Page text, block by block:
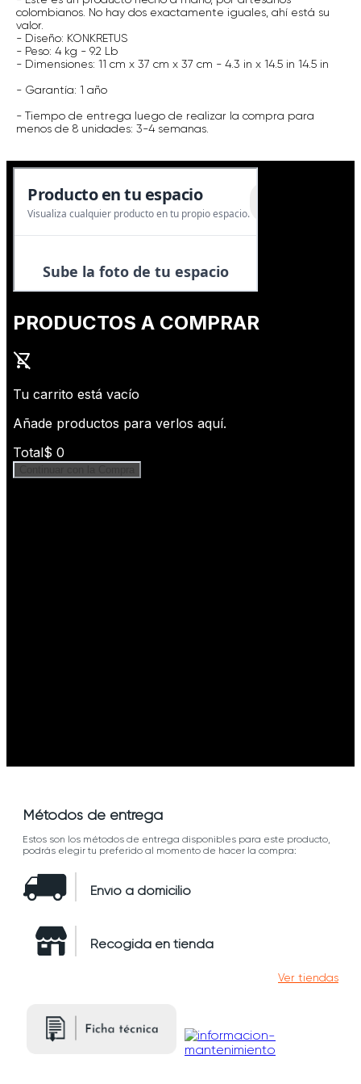
colombianos. No hay dos exactamente iguales, ahí está su
valor.
- Diseño: KONKRETUS
- Peso: 4 kg - 9.2 Lb
- Dimensiones: 11 cm x 37 cm x 37 cm - 4.3 in x 14.5 in 14.5 in
- Garantía: 1 año
- Tiempo de entrega luego de realizar la compra para
menos de 8 unidades: 3-4 semanas.
Métodos de entrega
Estos son los métodos de entrega disponibles para este producto,
podrás elegir tu preferido al momento de hacer la compra:
Envío a domicilio
Recogida en tienda
Ver tiendas